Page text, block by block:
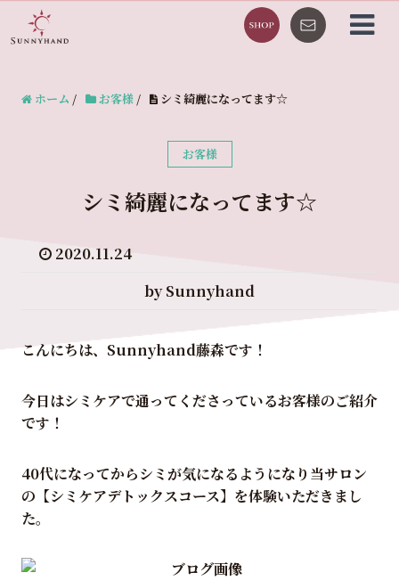
ホーム / お客様 / シミ綺麗になってます☆
お客様
シミ綺麗になってます☆
2020.11.24
by Sunnyhand
こんにちは、Sunnyhand藤森です！
今日はシミケアで通ってくださっているお客様のご紹介
です！
40代になってからシミが気になるようになり当サロン
の【シミケアデトックスコース】を体験いただきまし
た。